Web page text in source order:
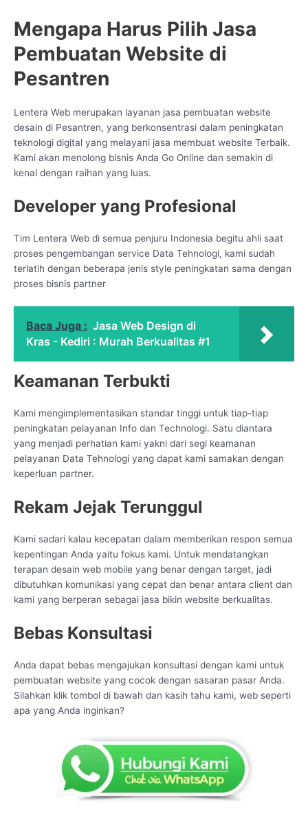
Mengapa Harus Pilih Jasa
Pembuatan Website di
Pesantren
Lentera Web merupakan layanan jasa pembuatan website
desain di Pesantren, yang berkonsentrasi dalam peningkatan
teknologi digital yang melayani jasa membuat website Terbaik.
Kami akan menolong bisnis Anda Go Online dan semakin di
kenal dengan raihan yang luas.
Developer yang Profesional
Tim Lentera Web di semua penjuru Indonesia begitu ahli saat
proses pengembangan service Data Tehnologi, kami sudah
terlatih dengan beberapa jenis style peningkatan sama dengan
proses bisnis partner
Baca Juga : Jasa Web Design di
Kras - Kediri : Murah Berkualitas #1
Keamanan Terbukti
Kami mengimplementasikan standar tinggi untuk tiap-tiap
peningkatan pelayanan Info dan Technologi. Satu diantara
yang menjadi perhatian kami yakni dari segi keamanan
pelayanan Data Tehnologi yang dapat kami samakan dengan
keperluan partner.
Rekam Jejak Terunggul
Kami sadari kalau kecepatan dalam memberikan respon semua
kepentingan Anda yaitu fokus kami. Untuk mendatangkan
terapan desain web mobile yang benar dengan target, jadi
dibutuhkan komunikasi yang cepat dan benar antara client dan
kami yang berperan sebagai jasa bikin website berkualitas.
Bebas Konsultasi
Anda dapat bebas mengajukan konsultasi dengan kami untuk
pembuatan website yang cocok dengan sasaran pasar Anda.
Silahkan klik tombol di bawah dan kasih tahu kami, web seperti
apa yang Anda inginkan?